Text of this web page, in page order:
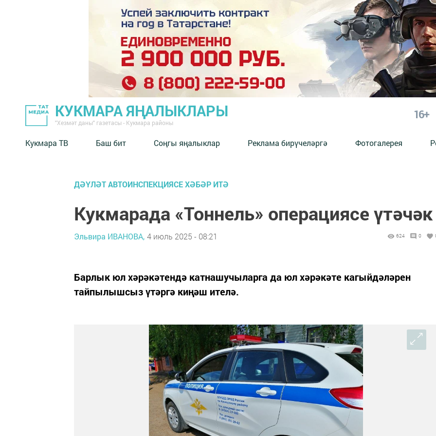
КУКМАРА ЯҢАЛЫКЛАРЫ
"Хезмәт даны" газетасы - Кукмара районы
16+
Кукмара ТВ Баш бит Соңгы яңалыклар Реклама бирүчеләргә Фотогалерея
ДӘҮЛӘТ АВТОИНСПЕКЦИЯСЕ ХӘБӘР ИТӘ
Кукмарада «Тоннель» операциясе үтәчәк
Эльвира ИВАНОВА, 4 июль 2025 - 08:21 624 0
Барлык юл хәрәкәтендә катнашучыларга да юл хәрәкәте кагыйдәләрен
тайпылышсыз үтәргә киңәш ителә.